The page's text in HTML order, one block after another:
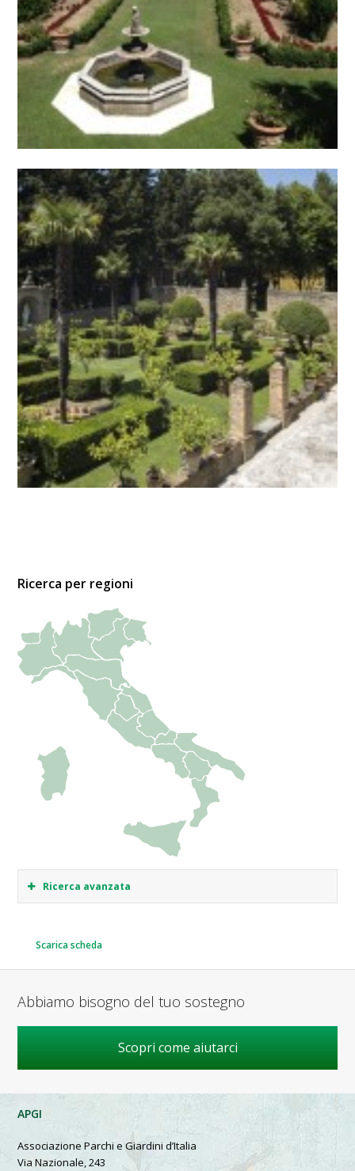
Ricerca per regioni
Ricerca avanzata
Scarica scheda
Abbiamo bisogno del tuo sostegno
Scopri come aiutarci
APGI
Associazione Parchi e Giardini d’Italia
Via Nazionale, 243